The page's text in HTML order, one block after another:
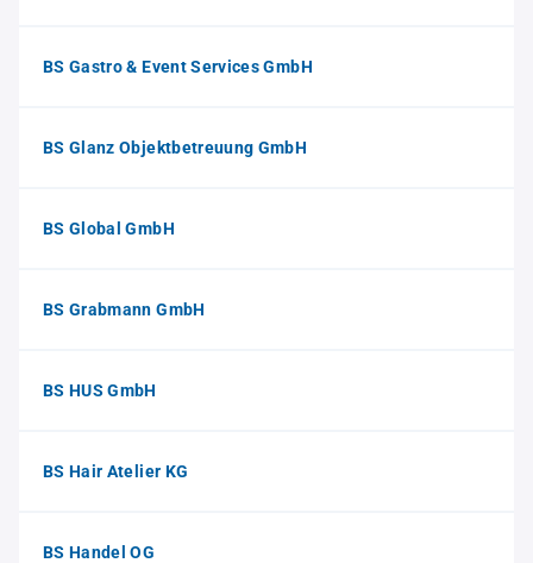
BS Gastro & Event Services GmbH
BS Glanz Objektbetreuung GmbH
BS Global GmbH
BS Grabmann GmbH
BS HUS GmbH
BS Hair Atelier KG
BS Handel OG